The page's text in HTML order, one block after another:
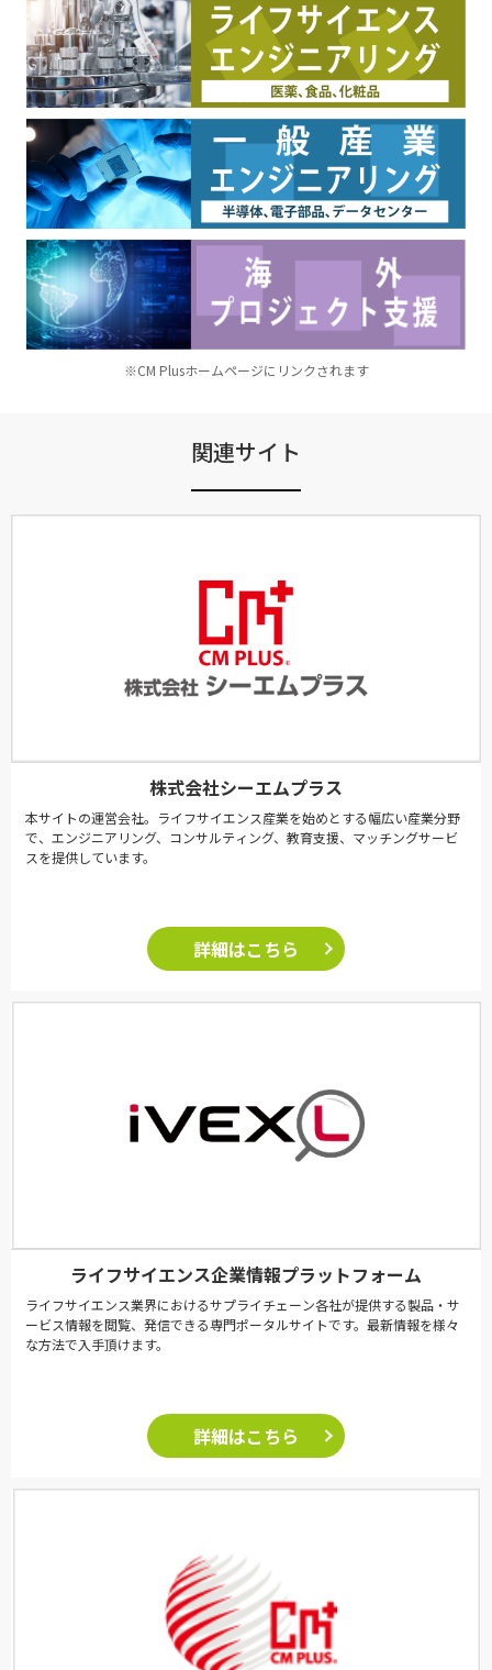
※CM Plusホームページにリンクされます
関連サイト
株式会社シーエムプラス
本サイトの運営会社。ライフサイエンス産業を始めとする幅広い産業分野
で、エンジニアリング、コンサルティング、教育支援、マッチングサービ
スを提供しています。
詳細はこちら
ライフサイエンス企業情報プラットフォーム
ライフサイエンス業界におけるサプライチェーン各社が提供する製品・サ
ービス情報を閲覧、発信できる専門ポータルサイトです。最新情報を様々
な方法で入手頂けます。
詳細はこちら